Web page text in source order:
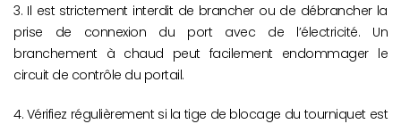
3. Il est strictement interdit de brancher ou de débrancher la
prise de connexion du port avec de l’électricité. Un
branchement à chaud peut facilement endommager le
circuit de contrôle du portail.
4. Vérifiez régulièrement si la tige de blocage du tourniquet est